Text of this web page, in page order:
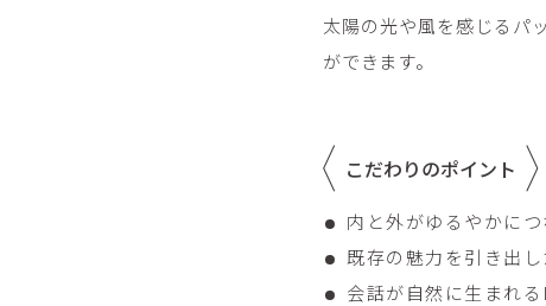
太陽の光や風を感じるパ
ができます。
こだわりのポイント
内と外がゆるやかにつ
既存の魅力を引き出し
会話が自然に生まれる